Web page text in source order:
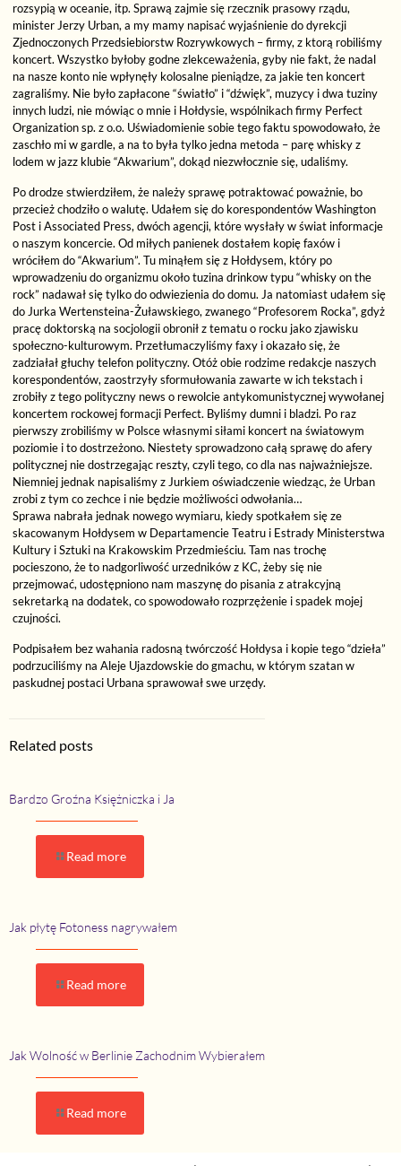
rozsypią w oceanie, itp. Sprawą zajmie się rzecznik prasowy rządu,
minister Jerzy Urban, a my mamy napisać wyjaśnienie do dyrekcji
Zjednoczonych Przedsiebiorstw Rozrywkowych – firmy, z ktorą robiliśmy
koncert. Wszystko byłoby godne zlekceważenia, gyby nie fakt, że nadal
na nasze konto nie wpłynęły kolosalne pieniądze, za jakie ten koncert
zagraliśmy. Nie było zapłacone “światło” i “dźwięk”, muzycy i dwa tuziny
innych ludzi, nie mówiąc o mnie i Hołdysie, wspólnikach firmy Perfect
Organization sp. z o.o. Uświadomienie sobie tego faktu spowodowało, że
zaschło mi w gardle, a na to była tylko jedna metoda – parę whisky z
lodem w jazz klubie “Akwarium”, dokąd niezwłocznie się, udaliśmy.
Po drodze stwierdziłem, że należy sprawę potraktować poważnie, bo
przecież chodziło o walutę. Udałem się do korespondentów Washington
Post i Associated Press, dwóch agencji, które wysłały w świat informacje
o naszym koncercie. Od miłych panienek dostałem kopię faxów i
wróciłem do “Akwarium”. Tu minąłem się z Hołdysem, który po
wprowadzeniu do organizmu około tuzina drinkow typu “whisky on the
rock” nadawał się tylko do odwiezienia do domu. Ja natomiast udałem się
do Jurka Wertensteina-Żuławskiego, zwanego “Profesorem Rocka”, gdyż
pracę doktorską na socjologii obronił z tematu o rocku jako zjawisku
społeczno-kulturowym. Przetłumaczyliśmy faxy i okazało się, że
zadziałał głuchy telefon polityczny. Otóż obie rodzime redakcje naszych
korespondentów, zaostrzyły sformułowania zawarte w ich tekstach i
zrobiły z tego polityczny news o rewolcie antykomunistycznej wywołanej
koncertem rockowej formacji Perfect. Byliśmy dumni i bladzi. Po raz
pierwszy zrobiliśmy w Polsce własnymi siłami koncert na światowym
poziomie i to dostrzeżono. Niestety sprowadzono całą sprawę do afery
politycznej nie dostrzegając reszty, czyli tego, co dla nas najważniejsze.
Niemniej jednak napisaliśmy z Jurkiem oświadczenie wiedząc, że Urban
zrobi z tym co zechce i nie będzie możliwości odwołania…
Sprawa nabrała jednak nowego wymiaru, kiedy spotkałem się ze
skacowanym Hołdysem w Departamencie Teatru i Estrady Ministerstwa
Kultury i Sztuki na Krakowskim Przedmieściu. Tam nas trochę
pocieszono, że to nadgorliwość urzedników z KC, żeby się nie
przejmować, udostępniono nam maszynę do pisania z atrakcyjną
sekretarką na dodatek, co spowodowało rozprzężenie i spadek mojej
czujności.
Podpisałem bez wahania radosną twórczość Hołdysa i kopie tego “dzieła”
podrzuciliśmy na Aleje Ujazdowskie do gmachu, w którym szatan w
paskudnej postaci Urbana sprawował swe urzędy.
Related posts
Bardzo Groźna Księżniczka i Ja
Read more
Jak płytę Fotoness nagrywałem
Read more
Jak Wolność w Berlinie Zachodnim Wybierałem
Read more